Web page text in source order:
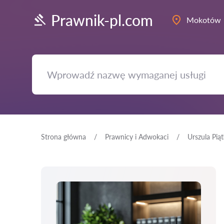
Prawnik-pl.com Mokotów
Strona główna Prawnicy i Adwokaci Urszula